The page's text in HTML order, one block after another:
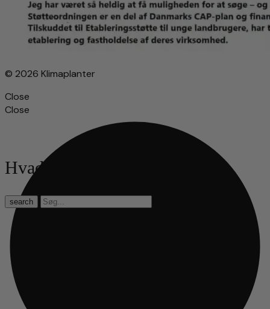
© 2026 Klimaplanter
Close
Close
Hvad leder du efter?
search